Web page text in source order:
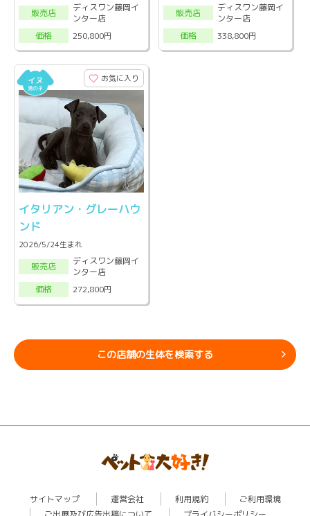
販売店
ディスワン藤岡イ
ンター店
価格
250,800円
販売店
ディスワン藤岡イ
ンター店
価格
338,800円
お気に入り
イタリアン・グレーハウ
ンド
2026/5/24生まれ
販売店
ディスワン藤岡イ
ンター店
価格
272,800円
この店舗の生体を検索する
サイトマップ 運営会社 利用規約
ご利用環境